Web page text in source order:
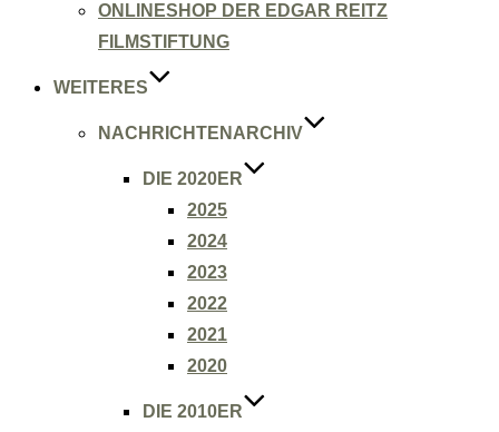
ONLINESHOP DER EDGAR REITZ
FILMSTIFTUNG
WEITERES
NACHRICHTENARCHIV
DIE 2020ER
2025
2024
2023
2022
2021
2020
DIE 2010ER